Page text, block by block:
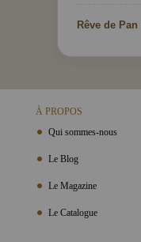
Rêve de Pan
À PROPOS
Qui sommes-nous
Le Blog
Le Magazine
Le Catalogue